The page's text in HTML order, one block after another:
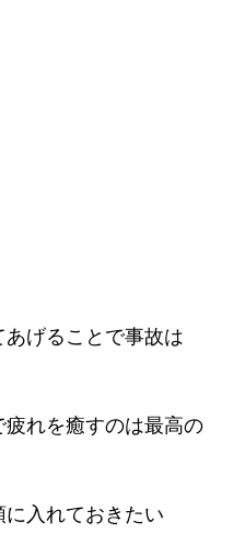
げることで事故は
れを癒すのは最高の
入れておきたい